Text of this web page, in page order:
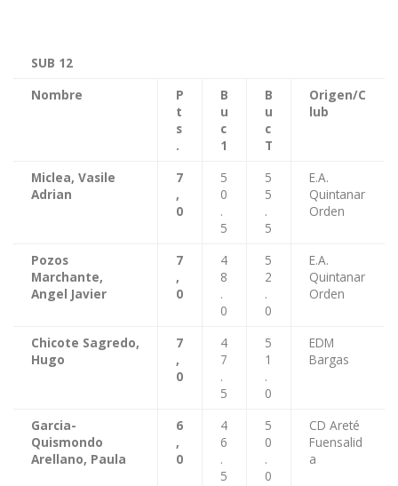
SUB 12
Nombre
P
t
s
.
B
u
c
1
B
u
c
T
Origen/C
lub
Miclea, Vasile
Adrian
7
,
0
5
0
.
5
5
5
.
5
E.A.
Quintanar
Orden
Pozos
Marchante,
Angel Javier
7
,
0
4
8
.
0
5
2
.
0
E.A.
Quintanar
Orden
Chicote Sagredo,
Hugo
7
,
0
4
7
.
5
5
1
.
0
EDM
Bargas
Garcia-
Quismondo
Arellano, Paula
6
,
0
4
6
.
5
5
0
.
0
CD Areté
Fuensalid
a